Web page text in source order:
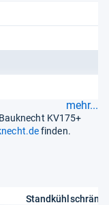
mehr...
KV175+
finden.